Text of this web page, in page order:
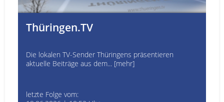
Thüringen.TV
Die lokalen TV-Sender Thüringens präsentieren
aktuelle Beiträge aus dem... [mehr]
letzte Folge vom: